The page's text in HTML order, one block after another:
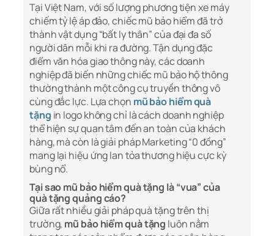
Tại Việt Nam, với số lượng phương tiện xe máy
chiếm tỷ lệ áp đảo, chiếc mũ bảo hiểm đã trở
thành vật dụng “bất ly thân” của đại đa số
người dân mỗi khi ra đường. Tận dụng đặc
điểm văn hóa giao thông này, các doanh
nghiệp đã biến những chiếc mũ bảo hộ thông
thường thành một công cụ truyền thông vô
cùng đắc lực. Lựa chọn mũ bảo hiểm quà
tặng in logo không chỉ là cách doanh nghiệp
thể hiện sự quan tâm đến an toàn của khách
hàng, mà còn là giải pháp Marketing “0 đồng”
mang lại hiệu ứng lan tỏa thương hiệu cực kỳ
bùng nổ.
Tại sao mũ bảo hiểm quà tặng là “vua” của
quà tặng quảng cáo?
Giữa rất nhiều giải pháp quà tặng trên thị
trường, mũ bảo hiểm quà tặng luôn nằm